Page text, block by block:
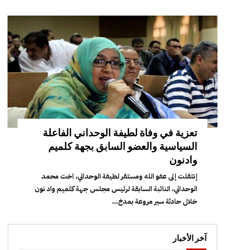
تعزية في وفاة لطيفة الوحداني الفاعلة
السياسية والعضو السابق بجهة كلميم
وادنون
إنتقلت إلى عفو الله ومستقر لطيفة الوحداني، اخت محمد
الوحداني، النائبة السابقة لرئيس مجلس جهة كلميم واد نون
خلال حادثة سير مروعة بمدخ...
آخر الأخبار